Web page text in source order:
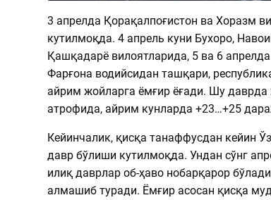
3 апрелда Қорақалпоғистон ва Хоразм
кутилмоқда. 4 апрель куни Бухоро,
Қашқадарё вилоятларида, 5 ва 6
Фарғона водийсидан ташқари,
айрим жойларга ёмғир ёғади. Шу даврда
атрофида, айрим кунларда +23…+25
Кейинчалик, қисқа танаффусдан кейин
давр бўлиши кутилмоқда. Ундан сўнг
илиқ даврлар об-ҳаво нобарқарор
алмашиб туради. Ёмғир асосан қисқа